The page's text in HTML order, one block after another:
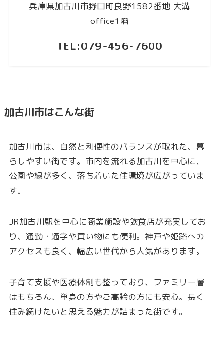
兵庫県加古川市野口町良野1582番地 大溝
office1階
TEL:079-456-7600
加古川市はこんな街
加古川市は、自然と利便性のバランスが取れた、暮
らしやすい街です。市内を流れる加古川を中心に、
公園や緑が多く、落ち着いた住環境が広がっていま
す。
JR加古川駅を中心に商業施設や飲食店が充実してお
り、通勤・通学や買い物にも便利。神戸や姫路への
アクセスも良く、幅広い世代から人気があります。
子育て支援や医療体制も整っており、ファミリー層
はもちろん、単身の方やご高齢の方にも安心。長く
住み続けたいと思える魅力が詰まった街です。